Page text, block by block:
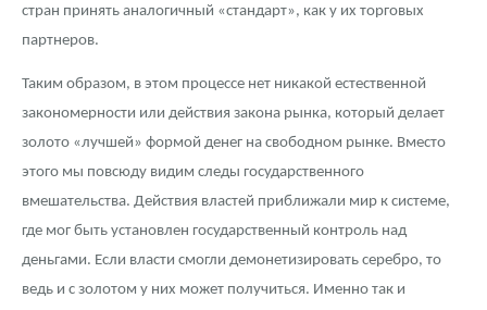
стран принять аналогичный «стандарт», как у их торговых
партнеров.
Таким образом, в этом процессе нет никакой естественной
закономерности или действия закона рынка, который делает
золото «лучшей» формой денег на свободном рынке. Вместо
этого мы повсюду видим следы государственного
вмешательства. Действия властей приближали мир к системе,
где мог быть установлен государственный контроль над
деньгами. Если власти смогли демонетизировать серебро, то
ведь и с золотом у них может получиться. Именно так и